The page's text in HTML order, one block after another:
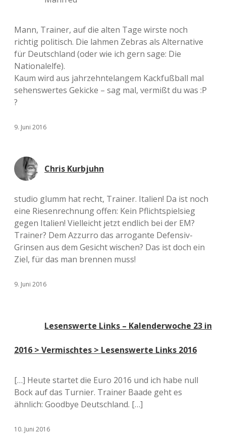
Mann, Trainer, auf die alten Tage wirste noch
richtig politisch. Die lahmen Zebras als Alternative
für Deutschland (oder wie ich gern sage: Die
Nationalelfe).
Kaum wird aus jahrzehntelangem Kackfußball mal
sehenswertes Gekicke – sag mal, vermißt du was :P
?
9. Juni 2016
Chris Kurbjuhn
studio glumm hat recht, Trainer. Italien! Da ist noch
eine Riesenrechnung offen: Kein Pflichtspielsieg
gegen Italien! Vielleicht jetzt endlich bei der EM?
Trainer? Dem Azzurro das arrogante Defensiv-
Grinsen aus dem Gesicht wischen? Das ist doch ein
Ziel, für das man brennen muss!
9. Juni 2016
Lesenswerte Links – Kalenderwoche 23 in
2016 > Vermischtes > Lesenswerte Links 2016
[…] Heute startet die Euro 2016 und ich habe null
Bock auf das Turnier. Trainer Baade geht es
ähnlich: Goodbye Deutschland. […]
10. Juni 2016